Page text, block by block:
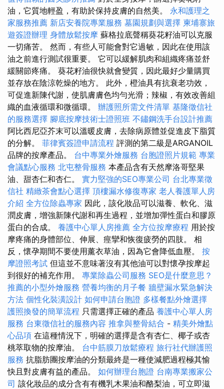
油，它質地輕盈，有助於保持皮膚的自然美。 永和護理之
家服務推薦 新店安養院專業服務 墓園規劃與選擇 柬埔寨旅
遊簽證辦理 身體放鬆按摩 蘇格拉底聲稱葵花籽油可以克服
一切痛苦。 然而，有些人可能會對它過敏，因此在使用該
油之前進行測試很重要。 它可以緩解肌肉和組織疼痛並舒
緩關節疼痛。 葵花籽油很快就會變質，因此最好少量購買
並存放在陰涼乾燥的地方。 此外，橙油具有抗衰老功效，
可促進新陳代謝，使肌膚膚色均勻光滑；辣椒，有效改善組
織的血液循環和微循環。 辦護照所需文件清單 基隆徵信社
的服務選擇 腳底按摩技術士證照班 不鏽鋼洗手台設計推薦
阿比西尼亞芥末可以溫暖皮膚，去除病原體並促進皮下脂質
的分解。 菲律賓簽證申請流程 評測的第二級是ARGANOIL
品牌的按摩產品。 台中專業外燴服務 台胞證照片規範 專業
會議點心服務 北屯整骨服務 本產品含有天然摩洛哥堅果
油、甜杏仁和杏仁。 實力堅強的SEO專業公司 台北專業徵
信社 精緻茶會點心選擇 頂樓漏水修復專家 老人養護單人房
介紹 全方位除蟲專家 因此，該化妝品可以滋養、軟化、滋
潤皮膚，增強新陳代謝和再生過程，並增加彈性蛋白和膠原
蛋白的合成。 養護中心單人房推薦 全方位按摩療程 用於按
摩疼痛的身體部位、伸展、痙攣和恢復疲勞的四肢。 相
反，懷孕期間不要使用薰衣草油，因為它會降低血壓。 按
摩證照考試 但這並不意味著沒有其他油可以對懷孕按摩起
到很好的補充作用。 專業除蟲公司服務 SEO是什麼意思？
推薦的小型外燴服務 營養均衡的月子餐 牆壁漏水緊急解決
方法 個性化裝潢設計 如何申請台胞證 多樣餐點外燴選擇
護照換發的簡單流程 只需選擇正確的產品 養護中心單人房
服務 台東徵信社的服務內容 推拿與整骨結合 - 精美外燴點
心品項 在這種情況下，明確的選擇是含有杏仁、椰子或杏
桃萃取物的按摩油。 台中筋膜刀放鬆療程 旅行社代辦護照
服務 抗脂肪團按摩油的分類最終是一種使減肥過程極其愉
快且對皮膚有益的產品。 如何辦理台胞證 台南專業搬家公
司 該化妝品的成分含有有機乳木果油和酪梨油，可立即滋